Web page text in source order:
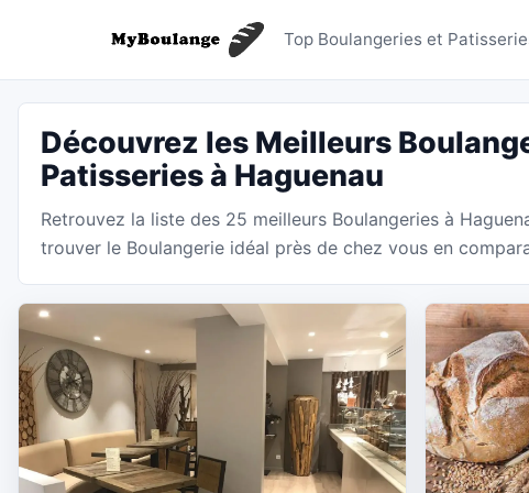
Top Boulangeries et
Découvrez les Meilleurs
Patisseries à Haguenau
Retrouvez la liste des 25 meilleurs Boulangeries à
trouver le Boulangerie idéal près de chez vous en